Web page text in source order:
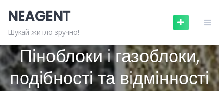
content
NEAGENT
Шукай житло зручно!БУДІВЕЛЬНІ МАТЕРІАЛИ
Піноблоки і газоблоки,
подібності та відмінності